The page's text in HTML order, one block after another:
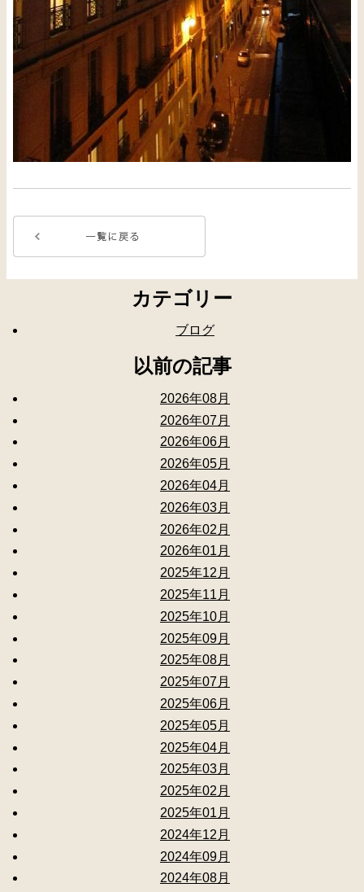
カテゴリー
ブログ
以前の記事
2026年08月
2026年07月
2026年06月
2026年05月
2026年04月
2026年03月
2026年02月
2026年01月
2025年12月
2025年11月
2025年10月
2025年09月
2025年08月
2025年07月
2025年06月
2025年05月
2025年04月
2025年03月
2025年02月
2025年01月
2024年12月
2024年09月
2024年08月